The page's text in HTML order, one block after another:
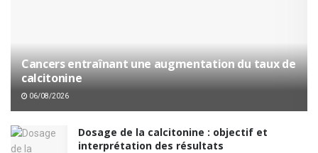
Cancers entraînant une augmentation du taux de
calcitonine
06/08/2026
Dosage de la calcitonine : objectif et
interprétation des résultats